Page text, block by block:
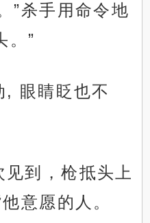
”杀手用命令地
。”
, 眼睛眨也不
到，枪抵头上
意愿的人。